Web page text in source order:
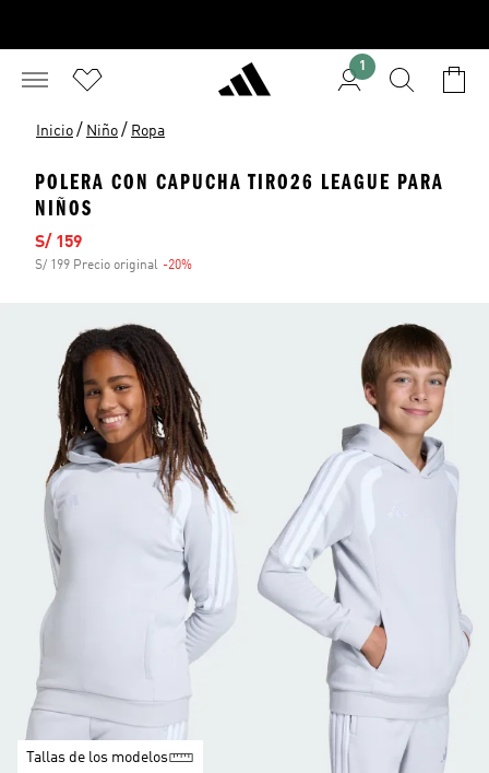
1
Inicio / Niño / Ropa
POLERA CON CAPUCHA TIRO26 LEAGUE PARA
NIÑOS
Precio de venta
S/ 159
S/ 199 Precio original -20%
Tallas de los modelos